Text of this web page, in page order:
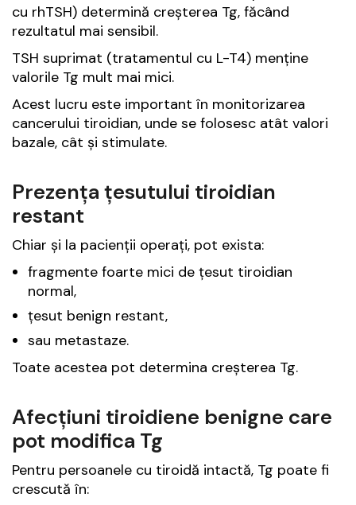
cu rhTSH) determină creșterea Tg, făcând
rezultatul mai sensibil.
TSH suprimat (tratamentul cu L-T4) menține
valorile Tg mult mai mici.
Acest lucru este important în monitorizarea
cancerului tiroidian, unde se folosesc atât valori
bazale, cât și stimulate.
Prezența țesutului tiroidian
restant
Chiar și la pacienții operați, pot exista:
fragmente foarte mici de țesut tiroidian
normal,
țesut benign restant,
sau metastaze.
Toate acestea pot determina creșterea Tg.
Afecțiuni tiroidiene benigne care
pot modifica Tg
Pentru persoanele cu tiroidă intactă, Tg poate fi
crescută în: